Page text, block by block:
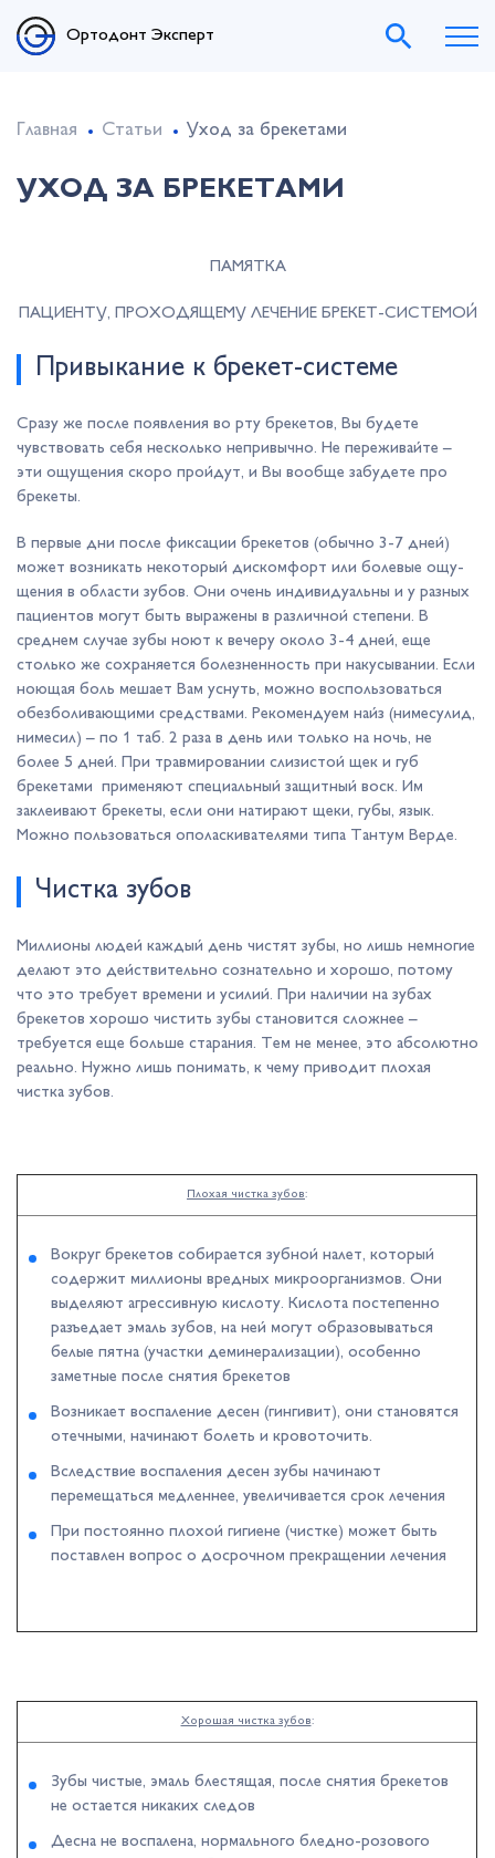
Ортодонт Эксперт
Главная Статьи Уход за брекетами
УХОД ЗА БРЕКЕТАМИ
ПАМЯТКА
ПАЦИЕНТУ, ПРОХОДЯЩЕМУ ЛЕЧЕНИЕ БРЕКЕТ-СИСТЕМОЙ
Привыкание к брекет-системе
Сразу же после появления во рту брекетов, Вы будете
чувствовать себя несколько непривычно. Не переживайте –
эти ощущения скоро пройдут, и Вы вообще забудете про
брекеты.
В первые дни после фиксации брекетов (обычно 3-7 дней)
может возни­кать некоторый дискомфорт или болевые ощу­
щения в области зубов. Они очень индивидуальны и у разных
пациентов могут быть выражены в различной степени. В
среднем случае зубы ноют к вечеру около 3-4 дней, еще
столько же сохраняется болезненность при накусывании. Если
ноющая боль мешает Вам уснуть, можно воспользоваться
обезболивающими средствами. Рекомендуем найз (нимесулид,
нимесил) – по 1 таб. 2 раза в день или только на ночь, не
более 5 дней. При травмировании сли­зистой щек и губ
брекетами применяют специальный защитный воск. Им
заклеивают брекеты, если они натирают щеки, губы, язык.
Можно пользоваться ополаскивателями типа Тантум Верде.
Чистка зубов
Миллионы людей каждый день чистят зубы, но лишь немногие
делают это действительно сознательно и хорошо, потому
что это требует времени и усилий. При наличии на зубах
брекетов хорошо чистить зубы становится сложнее –
требуется еще больше старания. Тем не менее, это абсолютно
реально. Нужно лишь понимать, к чему приводит плохая
чистка зубов.
Плохая чистка зубов:
Вокруг брекетов собирается зубной налет, который
содержит миллионы вредных микроорганизмов. Они
выделяют агрессивную кислоту. Кислота постепенно
разъедает эмаль зубов, на ней могут образовываться
белые пятна (участки деминерализации), особенно
заметные после снятия брекетов
Возникает воспаление десен (гингивит), они становятся
отечными, начинают болеть и кровоточить.
Вследствие воспаления десен зубы начинают
перемещаться медленнее, увеличивается срок лечения
При постоянно плохой гигиене (чистке) может быть
поставлен вопрос о досрочном прекращении лечения
Хорошая чистка зубов:
Зубы чистые, эмаль блестящая, после снятия брекетов
не остается никаких следов
Десна не воспалена, нормального бледно-розового